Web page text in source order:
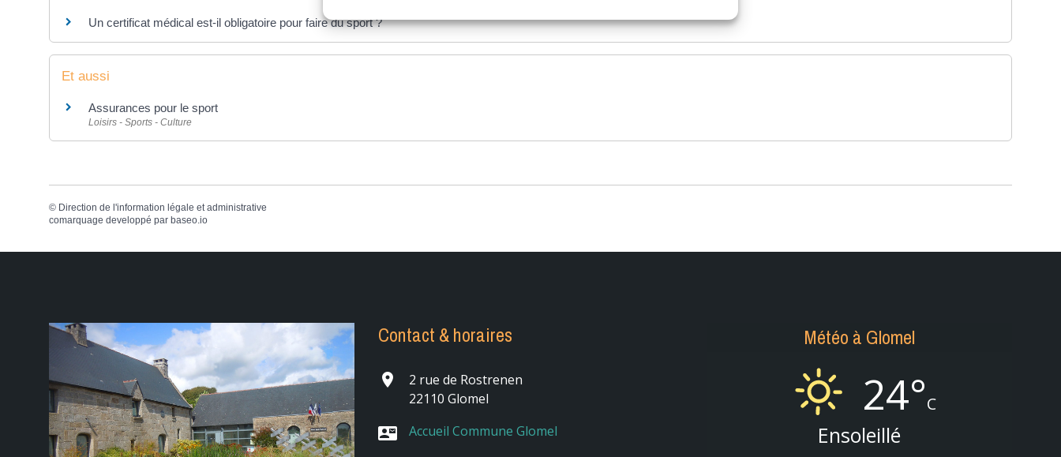
Un certificat médical est-il obligatoire pour faire du sport ?
Et aussi
Assurances pour le sport
Loisirs - Sports - Culture
© Direction de l'information légale et administrative
comarquage developpé par baseo.io
Contact & horaires
place
2 rue de Rostrenen
22110 Glomel
contact_mail Accueil Commune Glomel
Météo à Glomel
24°C
Ensoleillé